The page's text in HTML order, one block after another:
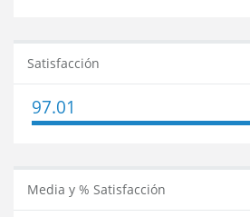
Satisfacción
97.01
Media y % Satisfacción